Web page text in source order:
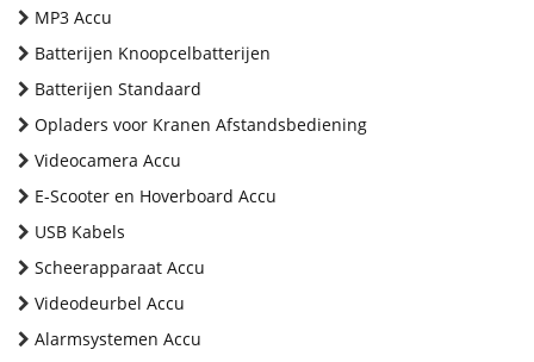
MP3 Accu
Batterijen Knoopcelbatterijen
Batterijen Standaard
Opladers voor Kranen Afstandsbediening
Videocamera Accu
E-Scooter en Hoverboard Accu
USB Kabels
Scheerapparaat Accu
Videodeurbel Accu
Alarmsystemen Accu